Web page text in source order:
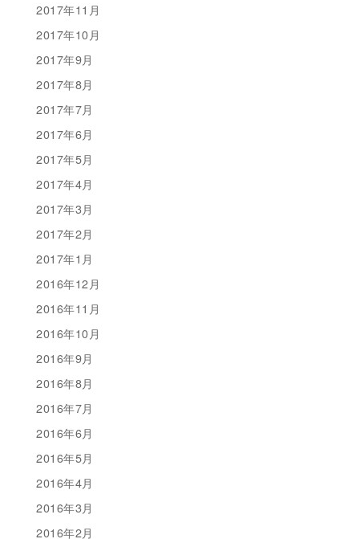
2017年11月
2017年10月
2017年9月
2017年8月
2017年7月
2017年6月
2017年5月
2017年4月
2017年3月
2017年2月
2017年1月
2016年12月
2016年11月
2016年10月
2016年9月
2016年8月
2016年7月
2016年6月
2016年5月
2016年4月
2016年3月
2016年2月